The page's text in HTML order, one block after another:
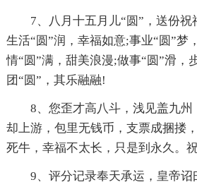
7、八月十五月儿“圆”，送份祝
生活“圆”润，幸福如意;事业“圆”梦
情“圆”满，甜美浪漫;做事“圆”滑，
团“圆”，其乐融融!
8、您歪才高八斗，浅见盖九
却上游，包里无钱币，支票成捆搂
死牛，幸福不太长，只是到永久。
9、评分记录奉天承运，皇帝